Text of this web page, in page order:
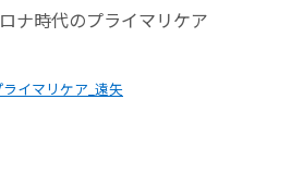
ナ時代のプライマリケア
イマリケア_遠矢